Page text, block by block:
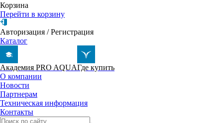
Корзина
Перейти в корзину
Авторизация /Регистрация
Каталог
Академия PRO AQUAГде купить
О компании
Новости
Партнерам
Техническая информация
Контакты